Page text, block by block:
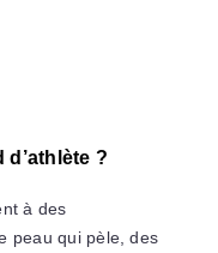
?
à des
peau qui pèle, des